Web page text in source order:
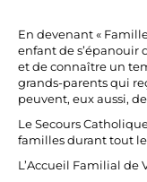
En devenant «
enfant de
et de connaître un
grands-parents qui
peuvent, eux aussi,
Le Secours
familles durant tout
L’Accueil Familial de